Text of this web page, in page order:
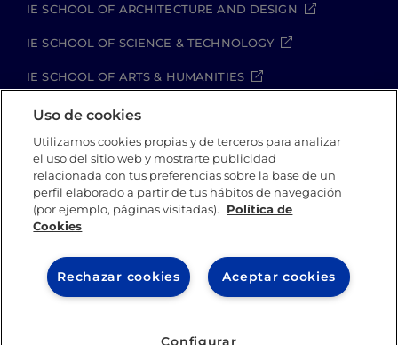
IE SCHOOL OF ARCHITECTURE AND DESIGN
IE SCHOOL OF SCIENCE & TECHNOLOGY
IE SCHOOL OF ARTS & HUMANITIES
Aviso legal
Política de Privacidad
Política de Cookies
Política de seguridad
Student Academic Standards
Canal Compliance
IE University 2026
Uso de cookies
Utilizamos cookies propias y de terceros para analizar
el uso del sitio web y mostrarte publicidad
relacionada con tus preferencias sobre la base de un
perfil elaborado a partir de tus hábitos de navegación
(por ejemplo, páginas visitadas).
Política de
Cookies
Aceptar cookies
Rechazar cookies
Configurar